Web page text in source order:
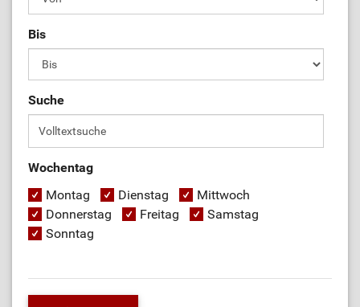
Bis
Suche
Wochentag
Montag
Dienstag
Mittwoch
Donnerstag
Freitag
Samstag
Sonntag